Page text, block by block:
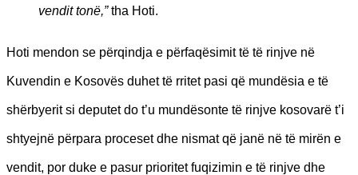
vendit tonë,”tha Hoti.
Hoti mendon se përqindja e përfaqësimit të të rinjve në
Kuvendin e Kosovës duhet të rritet pasi që mundësia e të
shërbyerit si deputet do t’u mundësonte të rinjve kosovarë t’i
shtyejnë përpara proceset dhe nismat që janë në të mirën e
vendit, por duke e pasur prioritet fuqizimin e të rinjve dhe